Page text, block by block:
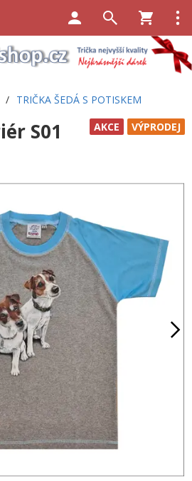
/ TRIČKA ŠEDÁ S POTISKEM
VÝPRODEJ
AKCE
S01